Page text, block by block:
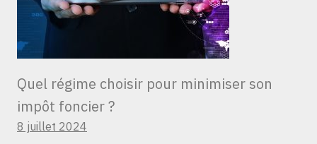
Quel régime choisir pour minimiser son
impôt foncier ?
8 juillet 2024